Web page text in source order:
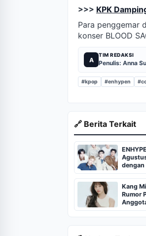
>>> KPK
Para penggemar
konser BLOOD
A
TIM REDAKSI
Penulis: Anna
#kpop #enhypen
🔗 Berita Terkait
dengan
Enam
Kang
Rumor